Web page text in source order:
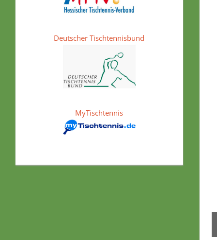
Deutscher Tischtennisbund
MyTischtennis